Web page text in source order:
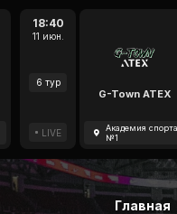
18:40
11 июн.
6 тур
LIVE
G-Town ATEX
Академия
№1
Главная